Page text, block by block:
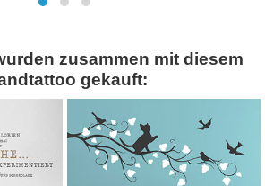
zusammen mit diesem
gekauft: